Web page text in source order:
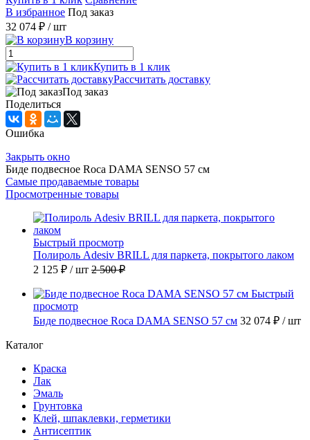
В избранное Под заказ
32 074 ₽ / шт
В корзину
Купить в 1 клик
Рассчитать доставку
Под заказ
Поделиться
Ошибка
Закрыть окно
Биде подвесное Roca DAMA SENSO 57 см
Самые продаваемые товары
Просмотренные товары
Быстрый просмотр
Полироль Adesiv BRILL для паркета, покрытого лаком
2 125 ₽ / шт 2 500 ₽
Быстрый
просмотр
Биде подвесное Roca DAMA SENSO 57 см 32 074 ₽ / шт
Каталог
Краска
Лак
Эмаль
Грунтовка
Клей, шпаклевки, герметики
Антисептик